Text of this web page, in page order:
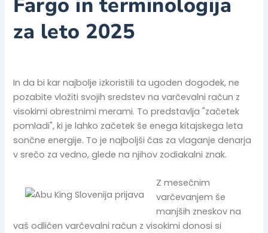
za leto 2025
In da bi kar najbolje izkoristili ta ugoden dogodek, ne
pozabite vložiti svojih sredstev na varčevalni račun z
visokimi obrestnimi merami. To predstavlja "začetek
pomladi", ki je lahko začetek še enega kitajskega leta
sončne energije. To je najboljši čas za vlaganje denarja
v srečo za vedno, glede na njihov zodiakalni znak.
Z mesečnim
varčevanjem še
manjših zneskov na
vaš odličen varčevalni račun z visokimi donosi si